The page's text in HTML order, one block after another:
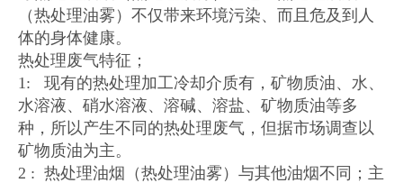
（热处理油雾）不仅带来环境污染、而且危及到人
体的身体健康。
热处理废气特征；
1: 现有的热处理加工冷却介质有，矿物质油、水、
水溶液、硝水溶液、溶碱、溶盐、矿物质油等多
种，所以产生不同的热处理废气，但据市场调查以
矿物质油为主。
2 : 热处理油烟（热处理油雾）与其他油烟不同；主